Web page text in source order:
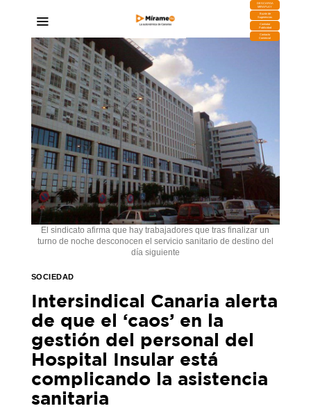
DESCARGA
MIRAPLAY
Buzón de
Sugerencias
Contratar
Publicidad
Contacto
Comercial
El sindicato afirma que hay trabajadores que tras finalizar un
turno de noche desconocen el servicio sanitario de destino del
día siguiente
SOCIEDAD
Intersindical Canaria alerta
de que el ‘caos’ en la
gestión del personal del
Hospital Insular está
complicando la asistencia
sanitaria